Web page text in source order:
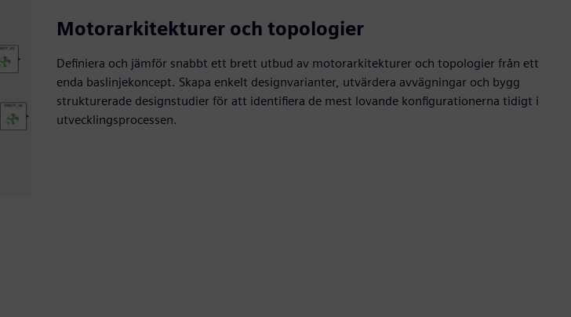
Motorarkitekturer och topologier
Definiera och jämför snabbt ett brett utbud av motorarkitekturer och topologier från ett
enda baslinjekoncept. Skapa enkelt designvarianter, utvärdera avvägningar och bygg
strukturerade designstudier för att identifiera de mest lovande konfigurationerna tidigt i
utvecklingsprocessen.